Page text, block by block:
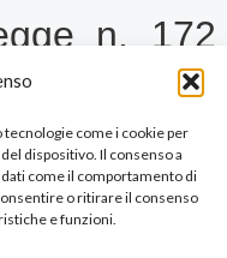
come i cookie per
dispositivo. Il consenso a
come il comportamento di
o ritirare il consenso
e funzioni.
n. 172
integrare il
in